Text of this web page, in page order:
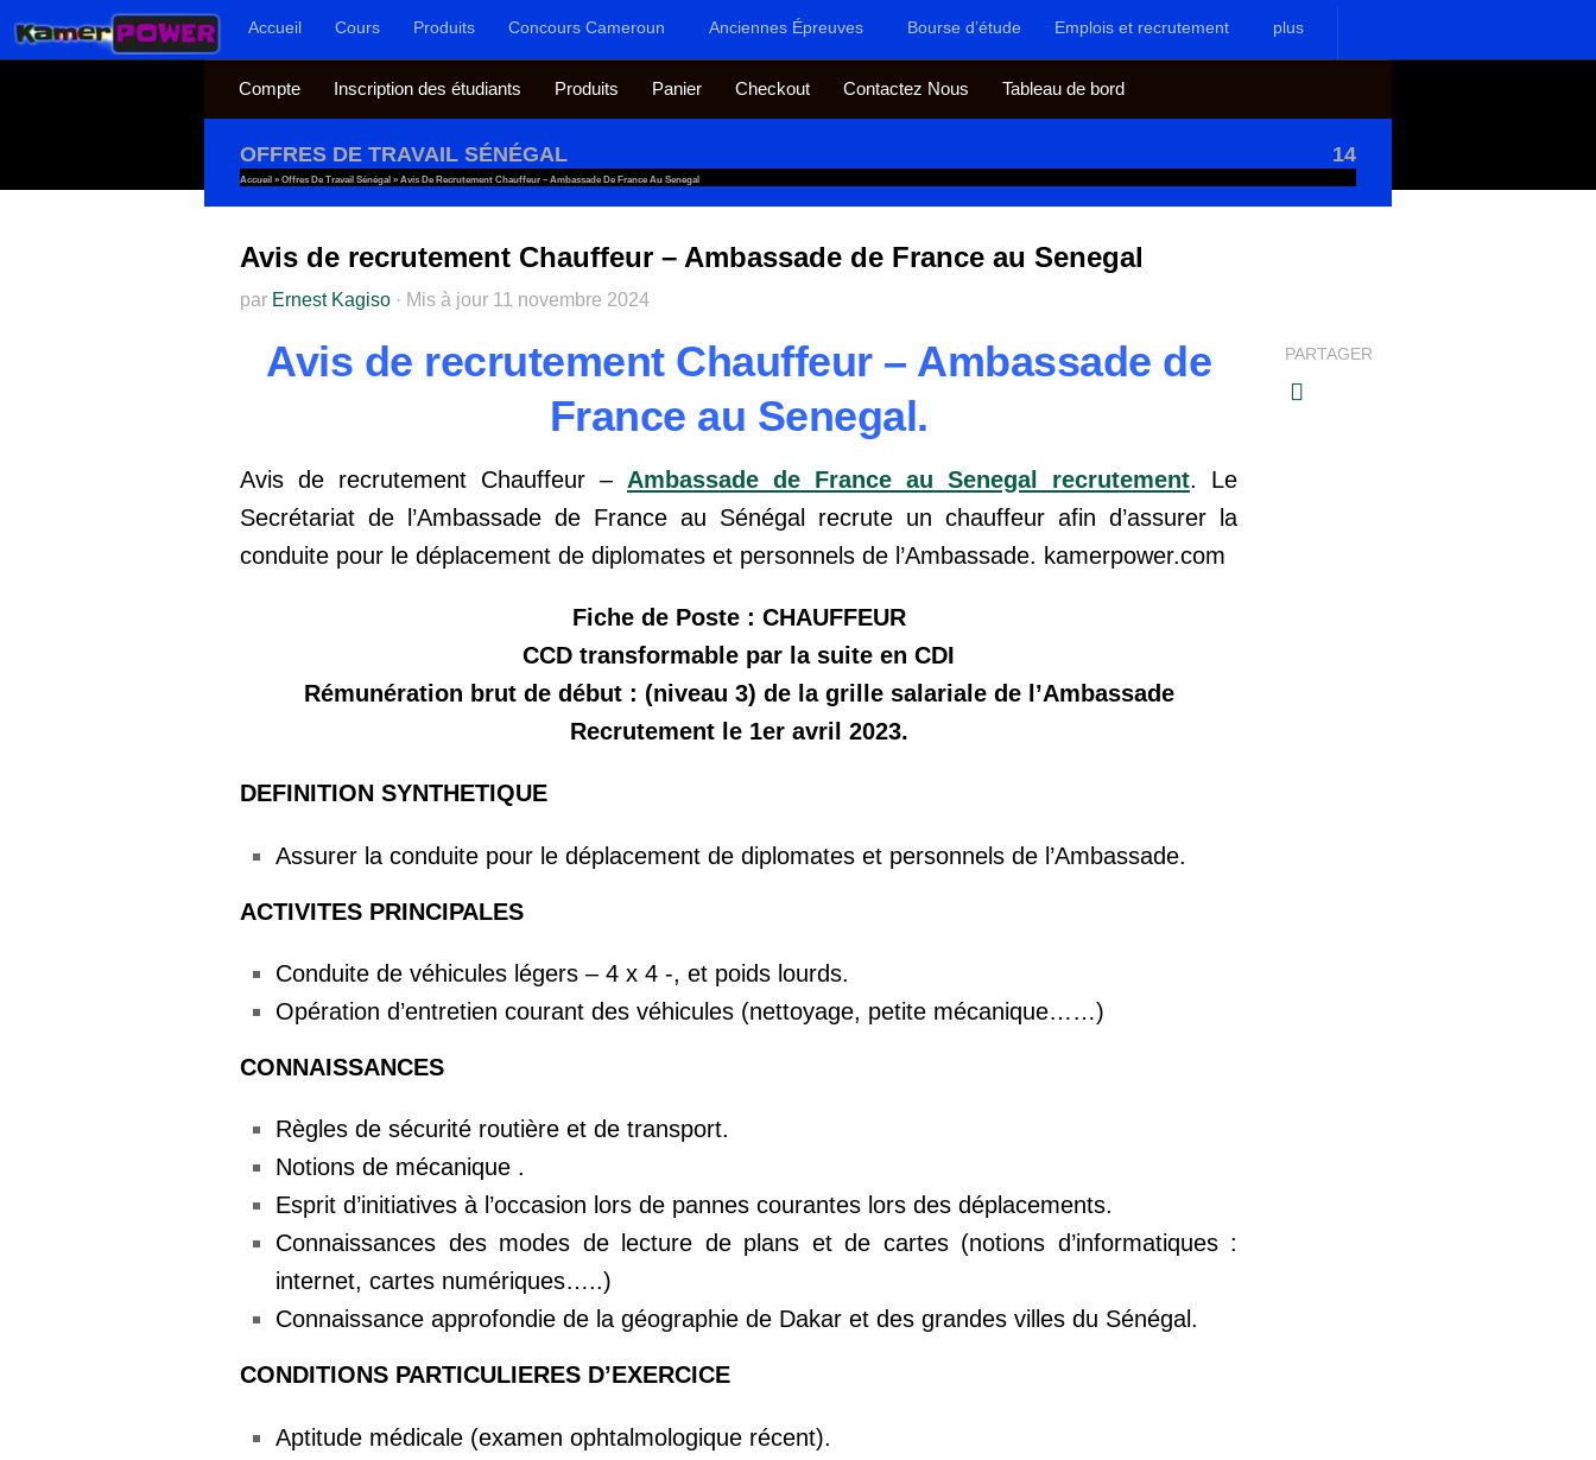
Au dessous du contenuAccueil Cours Produits Concours Cameroun Anciennes Épreuves Bourse d’étude Emplois et recrutement plus
Compte Inscription des étudiants Produits Panier Checkout Contactez Nous Tableau de bord
OFFRES DE TRAVAIL SÉNÉGAL 14
Accueil » Offres De Travail Sénégal » Avis De Recrutement Chauffeur – Ambassade De France Au Senegal
Avis de recrutement Chauffeur – Ambassade de France au Senegal
par Ernest Kagiso · Mis à jour 11 novembre 2024
Avis de recrutement Chauffeur – Ambassade de
France au Senegal.
Avis de recrutement Chauffeur – Ambassade de France au Senegal recrutement. Le
Secrétariat de l’Ambassade de France au Sénégal recrute un chauffeur afin d’assurer la
conduite pour le déplacement de diplomates et personnels de l’Ambassade. kamerpower.com
Fiche de Poste : CHAUFFEUR
CCD transformable par la suite en CDI
Rémunération brut de début : (niveau 3) de la grille salariale de l’Ambassade
Recrutement le 1er avril 2023.
DEFINITION SYNTHETIQUE
Assurer la conduite pour le déplacement de diplomates et personnels de l’Ambassade.
ACTIVITES PRINCIPALES
Conduite de véhicules légers – 4 x 4 -, et poids lourds.
Opération d’entretien courant des véhicules (nettoyage, petite mécanique……)
CONNAISSANCES
Règles de sécurité routière et de transport.
Notions de mécanique .
Esprit d’initiatives à l’occasion lors de pannes courantes lors des déplacements.
Connaissances des modes de lecture de plans et de cartes (notions d’informatiques :
internet, cartes numériques…..)
Connaissance approfondie de la géographie de Dakar et des grandes villes du Sénégal.
CONDITIONS PARTICULIERES D’EXERCICE
Aptitude médicale (examen ophtalmologique récent).
PARTAGER